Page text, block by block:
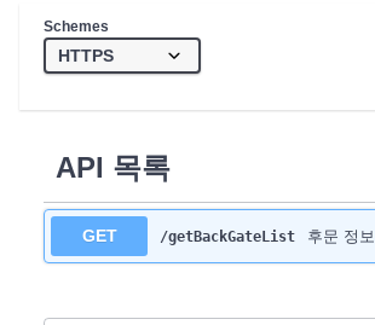
Schemes
API 목록
GET /getBackGateList 후문 정보